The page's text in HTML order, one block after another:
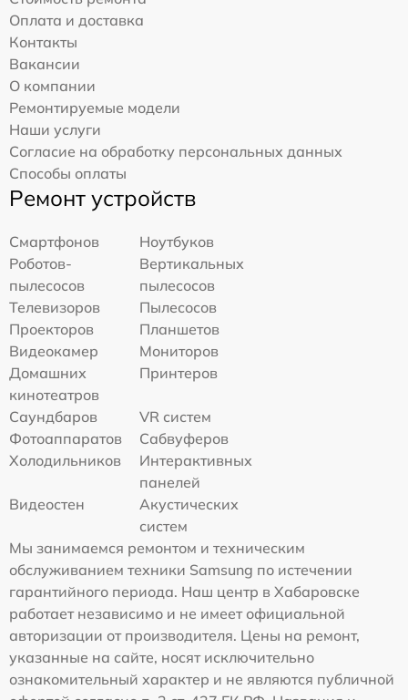
Оплата и доставка
Контакты
Вакансии
О компании
Ремонтируемые модели
Наши услуги
Согласие на обработку персональных данных
Способы оплаты
Ремонт устройств
Смартфонов
Ноутбуков
Роботов-
пылесосов
Вертикальных
пылесосов
Телевизоров
Пылесосов
Проекторов
Планшетов
Видеокамер
Мониторов
Домашних
кинотеатров
Принтеров
Саундбаров
VR систем
Фотоаппаратов
Сабвуферов
Холодильников
Интерактивных
панелей
Видеостен
Акустических
систем
Мы занимаемся ремонтом и техническим
обслуживанием техники Samsung по истечении
гарантийного периода. Наш центр в Хабаровске
работает независимо и не имеет официальной
авторизации от производителя. Цены на ремонт,
указанные на сайте, носят исключительно
ознакомительный характер и не являются публичной